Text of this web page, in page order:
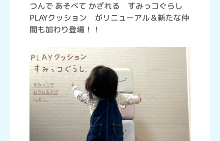
つんで あそべて かざれる すみっコぐらし
PLAYクッション がリニューアル＆新たな仲
間も加わり登場！！